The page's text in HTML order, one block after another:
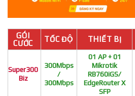
GÓI
CƯỚC
TỐC ĐỘ THIẾT BỊ
Super300
Biz
300Mbps
/
300Mbps
01 AP + 01
Mikrotik
RB760iGS/
EdgeRouter X
SFP